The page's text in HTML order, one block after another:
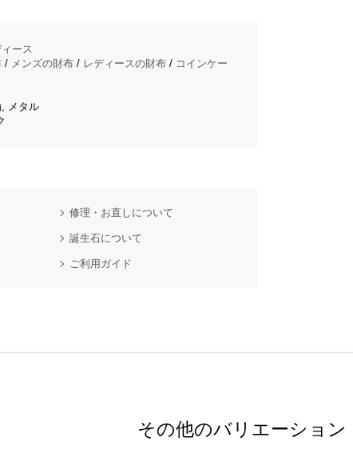
ィース
/ メンズの財布 / レディースの財布 / コインケー
メタル
修理・お直しについて
誕生石について
ご利用ガイド
その他のバリエーション